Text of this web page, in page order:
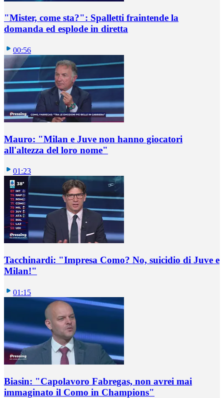
"Mister, come sta?": Spalletti fraintende la
domanda ed esplode in diretta
00:56
Mauro: "Milan e Juve non hanno giocatori
all'altezza del loro nome"
01:23
Tacchinardi: "Impresa Como? No, suicidio di Juve e
Milan!"
01:15
Biasin: "Capolavoro Fabregas, non avrei mai
immaginato il Como in Champions"